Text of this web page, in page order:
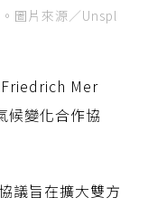
圖片來源／Unspl
Friedrich Mer
候變化合作協
議旨在擴大雙方